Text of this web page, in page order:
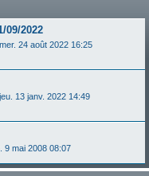
09/2022
mer. 24 août 2022 16:25
jeu. 13 janv. 2022 14:49
9 mai 2008 08:07